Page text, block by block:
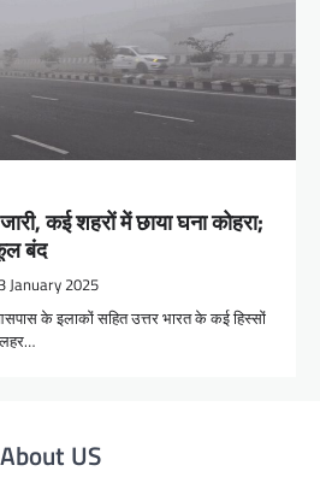
कई शहरों में छाया घना कोहरा;
बंद
January 2025
के इलाकों सहित उत्तर भारत के कई हिस्सों
About US